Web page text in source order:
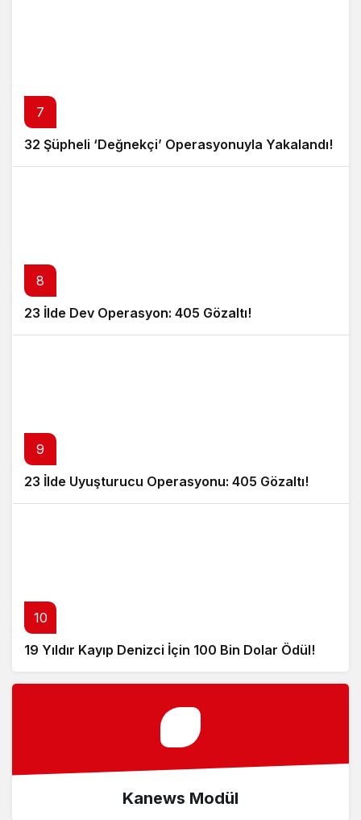
7
32 Şüpheli ‘Değnekçi’ Operasyonuyla Yakalandı!
8
23 İlde Dev Operasyon: 405 Gözaltı!
9
23 İlde Uyuşturucu Operasyonu: 405 Gözaltı!
10
19 Yıldır Kayıp Denizci İçin 100 Bin Dolar Ödül!
Kanews Modül